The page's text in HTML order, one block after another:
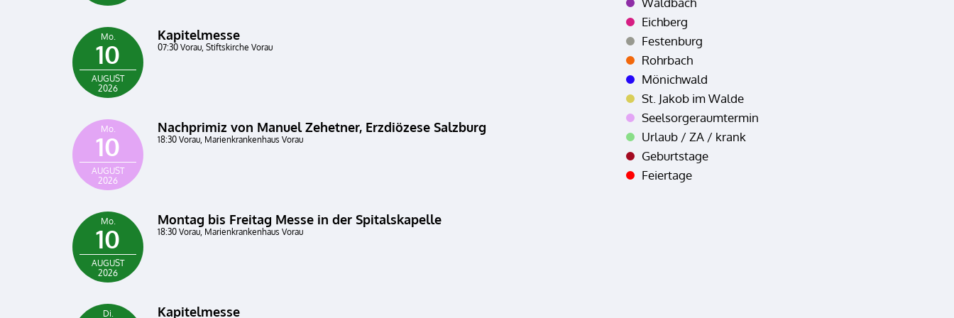
Mo.
10
AUGUST
2026
Kapitelmesse
07:30 Vorau, Stiftskirche Vorau
Mo.
10
AUGUST
2026
Nachprimiz von Manuel Zehetner, Erzdiözese Salzburg
18:30 Vorau, Marienkrankenhaus Vorau
Mo.
10
AUGUST
2026
Montag bis Freitag Messe in der Spitalskapelle
18:30 Vorau, Marienkrankenhaus Vorau
Di. Kapitelmesse
Eichberg
Festenburg
Rohrbach
Mönichwald
St. Jakob im Walde
Seelsorgeraumtermin
Urlaub / ZA / krank
Geburtstage
Feiertage